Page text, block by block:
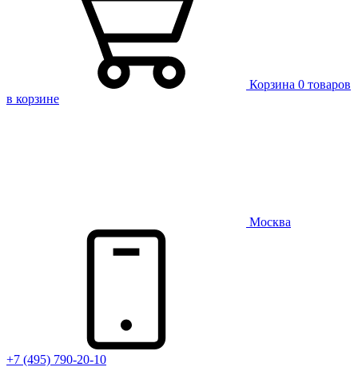
Корзина 0 товаров
в корзине
Москва
+7 (495) 790-20-10